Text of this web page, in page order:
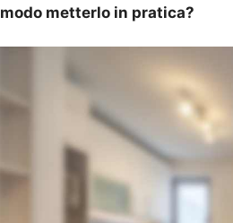
modo metterlo in pratica?